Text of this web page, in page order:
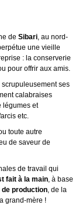
de Sibari , au nord-
une vieille
: la conserverie
pour offrir aux amis.
ses
calabraises
légumes et
etc.
toute autre
de saveur de
de travail qui
fait à la main , à base
production , de la
grand-mère !